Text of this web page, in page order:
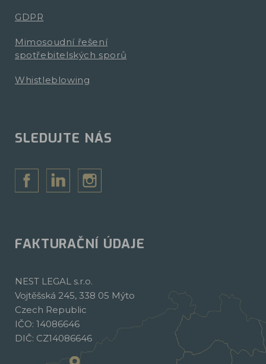
GDPR
Mimosoudní řešení
spotřebitelských sporů
Whistleblowing
SLEDUJTE NÁS
FAKTURAČNÍ ÚDAJE
NEST LEGAL s.r.o.
Vojtěšská 245, 338 05 Mýto
Czech Republic
IČO: 14086646
DIČ: CZ14086646